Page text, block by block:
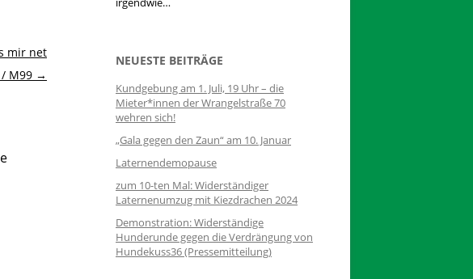
mir net
M99 →
NEUESTE BEITRÄGE
Kundgebung am 1. Juli, 19 Uhr – die
Mieter*innen der Wrangelstraße 70
wehren sich!
„Gala gegen den Zaun“ am 10. Januar
Laternendemopause
zum 10-ten Mal: Widerständiger
Laternenumzug mit Kiezdrachen 2024
Demonstration: Widerständige
Hunderunde gegen die Verdrängung von
Hundekuss36 (Pressemitteilung)